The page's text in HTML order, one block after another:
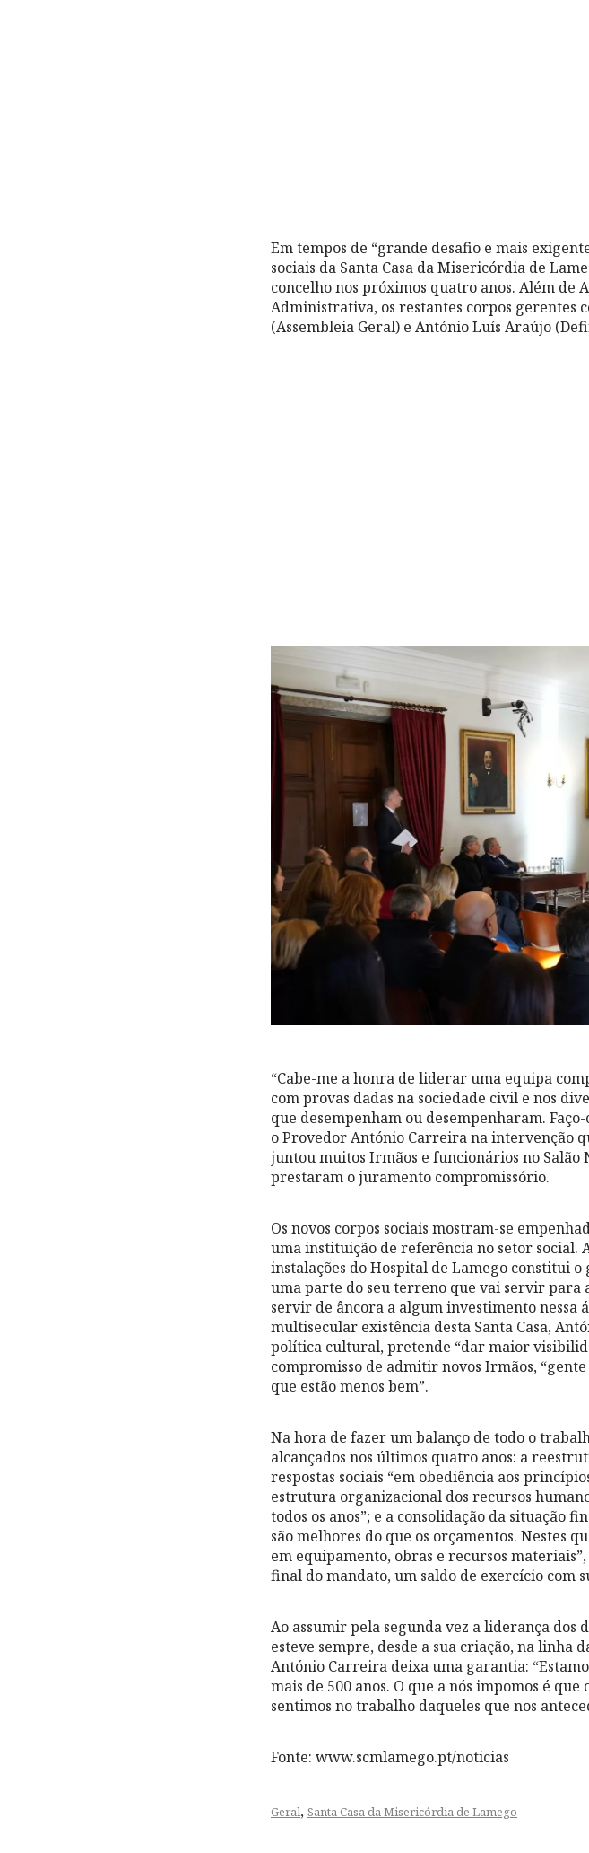
Em tempos de “grande desafio e mais
sociais da Santa Casa da Misericórdia de
concelho nos próximos quatro anos. Além de
Administrativa, os restantes corpos gerentes
(Assembleia Geral) e António Luís Araújo
“Cabe-me a honra de liderar uma equipa
com provas dadas na sociedade civil e nos
que desempenham ou desempenharam.
o Provedor António Carreira na intervenção
juntou muitos Irmãos e funcionários no
prestaram o juramento compromissório.
Os novos corpos sociais mostram-se
uma instituição de referência no setor social.
instalações do Hospital de Lamego constitui
uma parte do seu terreno que vai servir para
servir de âncora a algum investimento nessa
multisecular existência desta Santa Casa,
política cultural, pretende “dar maior
compromisso de admitir novos Irmãos,
que estão menos bem”.
Na hora de fazer um balanço de todo o
alcançados nos últimos quatro anos: a
respostas sociais “em obediência aos
estrutura organizacional dos recursos
todos os anos”; e a consolidação da situação
são melhores do que os orçamentos. Nestes
em equipamento, obras e recursos
final do mandato, um saldo de exercício com
Ao assumir pela segunda vez a liderança
esteve sempre, desde a sua criação, na linha
António Carreira deixa uma garantia:
mais de 500 anos. O que a nós impomos é
sentimos no trabalho daqueles que nos
Fonte: www.scmlamego.pt/noticias
Geral, Santa Casa da Misericórdia de Lamego